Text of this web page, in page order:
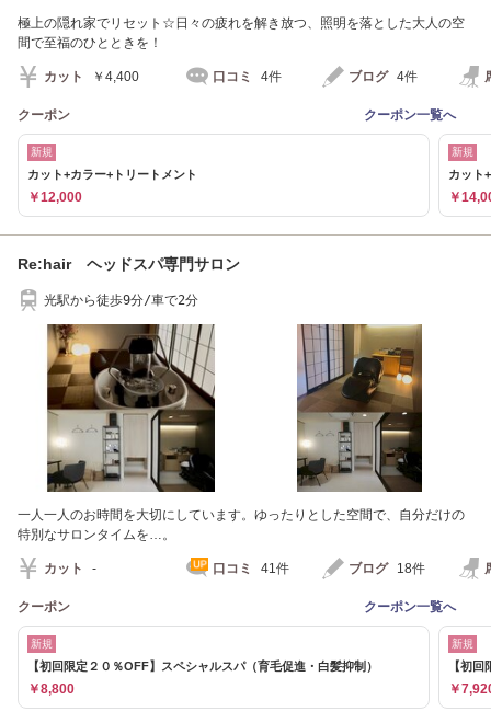
極上の隠れ家でリセット☆日々の疲れを解き放つ、照明を落とした大人の空
間で至福のひとときを！
カット ￥4,400 口コミ 4件 ブログ 4件
クーポン クーポン一覧へ
新規
カット+カラー+トリートメント
￥12,000
新規
カット
￥
Re:hair ヘッドスパ専門サロン
光駅から徒歩9分/車で2分
一人一人のお時間を大切にしています。ゆったりとした空間で、自分だけの
特別なサロンタイムを…。
カット - 口コミ 41件 ブログ 18件
クーポン クーポン一覧へ
新規
【初回限定２０％OFF】スペシャルスパ（育毛促進・白髪抑制）
￥8,800
新規
【初
￥